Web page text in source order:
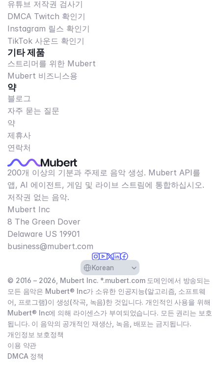
유튜브 저작권 검사기
DMCA Twitch 확인기
Instagram 릴스 확인기
TikTok 사운드 확인기
기타 제품
스트리머를 위한 Mubert
Mubert 비즈니스용
약
블로그
자주 묻는 질문
약
제휴사
연락처
200개 이상의 기분과 주제로 음악 생성. Mubert API를
앱, AI 에이전트, 게임 및 라이브 스트림에 통합하십시오.
저작권 없는 음악.
Mubert Inc
8 The Green Dover
Delaware US 19901​
business@mubert.com
Select Language
Korean
© 2016 – 2026, Mubert Inc. *.mubert.com 도메인에서 방송되는
모든 음악은 Mubert® Inc가 소유한 인공지능(알고리즘, 소프트웨
어, 프로그램)이 생성(작곡, 녹음)한 것입니다. 개인적인 사용을 위해
Mubert® Inc에 의해 라이센스가 부여되었습니다. 모든 권리는 보호
됩니다. 이 음악의 공개적인 재생산, 녹음, 배포는 금지됩니다.
개인정보 보호정책
이용 약관
DMCA 정책